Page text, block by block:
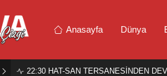
Anasayfa Dünya
22:30 HAT-SAN TERSANESİNDEN